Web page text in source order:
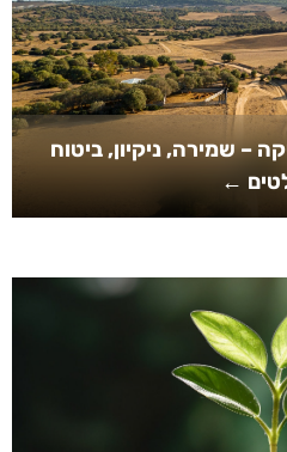
– שמירה, ניקיון, ביטוח
←